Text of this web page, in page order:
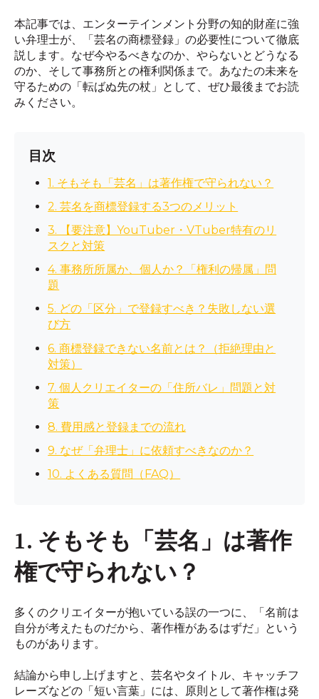
本記事では、エンターテインメント分野の知的財産に強
い弁理士が、「芸名の商標登録」の必要性について徹底
説します。なぜ今やるべきなのか、やらないとどうなる
のか、そして事務所との権利関係まで。あなたの未来を
守るための「転ばぬ先の杖」として、ぜひ最後までお読
みください。
目次
1. そもそも「芸名」は著作権で守られない？
2. 芸名を商標登録する3つのメリット
3. 【要注意】YouTuber・VTuber特有のリ
スクと対策
4. 事務所所属か、個人か？「権利の帰属」問
題
5. どの「区分」で登録すべき？失敗しない選
び方
6. 商標登録できない名前とは？（拒絶理由と
対策）
7. 個人クリエイターの「住所バレ」問題と対
策
8. 費用感と登録までの流れ
9. なぜ「弁理士」に依頼すべきなのか？
10. よくある質問（FAQ）
1. そもそも「芸名」は著作
権で守られない？
多くのクリエイターが抱いている誤の一つに、「名前は
自分が考えたものだから、著作権があるはずだ」という
ものがあります。
結論から申し上げますと、芸名やタイトル、キャッチフ
レーズなどの「短い言葉」には、原則として著作権は発